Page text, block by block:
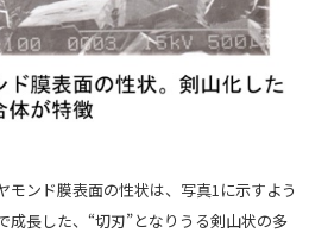
モンド膜表面の性状は、写真1に示すよう
成長した、“切刃”となりうる剣山状の多